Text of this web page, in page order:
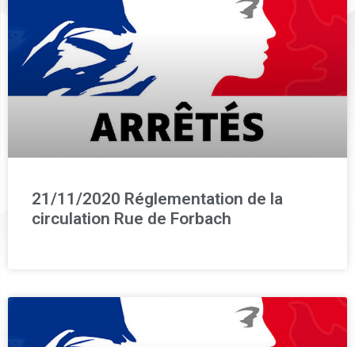
21/11/2020 Réglementation de la
circulation Rue de Forbach